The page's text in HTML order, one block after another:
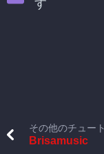
す
その他のチュー
Brisamusic